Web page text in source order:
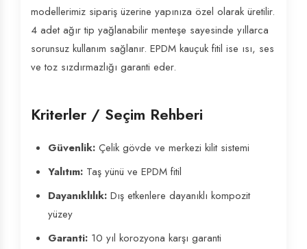
modellerimiz sipariş üzerine yapınıza özel olarak üretilir.
4 adet ağır tip yağlanabilir menteşe sayesinde yıllarca
sorunsuz kullanım sağlanır. EPDM kauçuk fitil ise ısı, ses
ve toz sızdırmazlığı garanti eder.
Kriterler / Seçim Rehberi
Güvenlik: Çelik gövde ve merkezi kilit sistemi
Yalıtım: Taş yünü ve EPDM fitil
Dayanıklılık: Dış etkenlere dayanıklı kompozit
yüzey
Garanti: 10 yıl korozyona karşı garanti